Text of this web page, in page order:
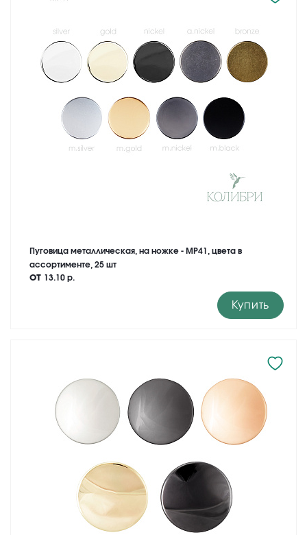
Пуговица металлическая, на ножке - MP41, цвета в
ассортименте, 25 шт
от 13.10 р.
Купить